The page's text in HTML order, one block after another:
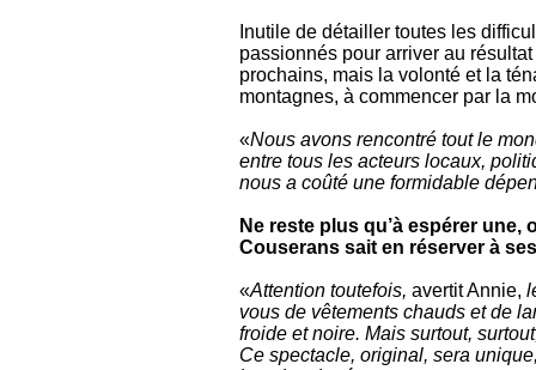
Inutile de détailler toutes les
passionnés pour arriver au
prochains, mais la volonté et la
montagnes, à commencer par la
«Nous avons rencontré tout le
entre tous les acteurs locaux,
nous a coûté une formidable
Ne reste plus qu’à espérer
Couserans sait en réserver à
«Attention toutefois, avertit Annie,
vous de vêtements chauds et de
froide et noire. Mais surtout,
Ce spectacle, original, sera